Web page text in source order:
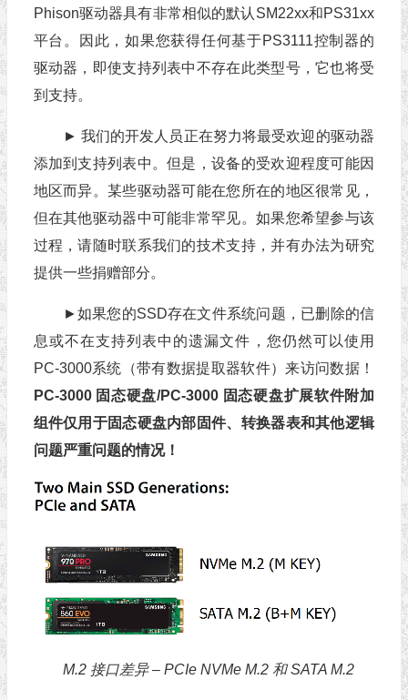
Phison驱动器具有非常相似的默认SM22xx和PS31xx
平台。因此，如果您获得任何基于PS3111控制器的
驱动器，即使支持列表中不存在此类型号，它也将受
到支持。
► 我们的开发人员正在努力将最受欢迎的驱动器
添加到支持列表中。但是，设备的受欢迎程度可能因
地区而异。某些驱动器可能在您所在的地区很常见，
但在其他驱动器中可能非常罕见。如果您希望参与该
过程，请随时联系我们的技术支持，并有办法为研究
提供一些捐赠部分。
►如果您的SSD存在文件系统问题，已删除的信
息或不在支持列表中的遗漏文件 ，您仍然可以使用
PC-3000系统（带有数据提取器软件）来访问数据！
PC-3000 固态硬盘/PC-3000 固态硬盘扩展软件附加
组件仅用于固态硬盘内部固件、转换器表和其他逻辑
问题严重问题的情况！
M.2 接口差异 – PCIe NVMe M.2 和 SATA M.2